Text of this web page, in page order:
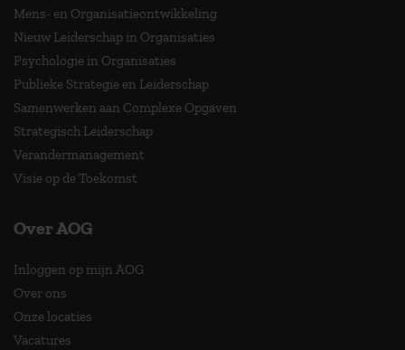
Mens- en Organisatieontwikkeling
Nieuw Leiderschap in Organisaties
Psychologie in Organisaties
Publieke Strategie en Leiderschap
Samenwerken aan Complexe Opgaven
Strategisch Leiderschap
Verandermanagement
Visie op de Toekomst
Over AOG
Inloggen op mijn AOG
Over ons
Onze locaties
Vacatures